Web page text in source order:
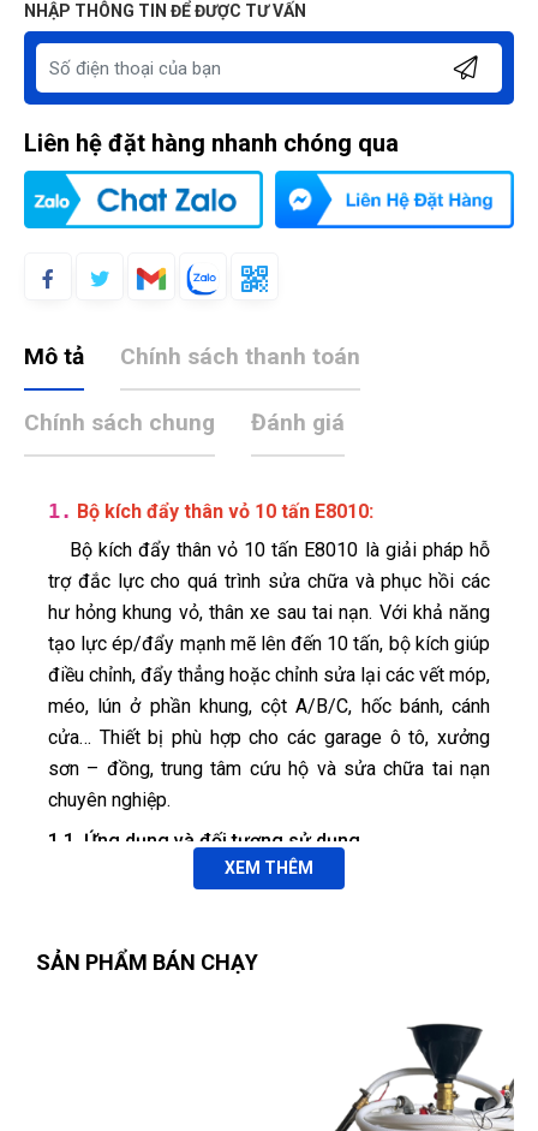
NHẬP THÔNG TIN ĐỂ ĐƯỢC TƯ VẤN
Liên hệ đặt hàng nhanh chóng qua
Mô tả Chính sách thanh toán
Chính sách chung Đánh giá
1. Bộ kích đẩy thân vỏ 10 tấn E8010:
Bộ kích đẩy thân vỏ 10 tấn E8010 là giải pháp hỗ
trợ đắc lực cho quá trình sửa chữa và phục hồi các
hư hỏng khung vỏ, thân xe sau tai nạn. Với khả năng
tạo lực ép/đẩy mạnh mẽ lên đến 10 tấn, bộ kích giúp
điều chỉnh, đẩy thẳng hoặc chỉnh sửa lại các vết móp,
méo, lún ở phần khung, cột A/B/C, hốc bánh, cánh
cửa… Thiết bị phù hợp cho các garage ô tô, xưởng
sơn – đồng, trung tâm cứu hộ và sửa chữa tai nạn
chuyên nghiệp.
1.1. Ứng dụng và đối tượng sử dụng
(Body Shop): Ép thẳng cột B/C, vòm bánh,
Trung tâm cứu hộ & sửa chữa (Collision
Repair Center): Hỗ trợ kéo – đẩy mạnh mẽ
khi cứu hộ và phục hồi xe bị va đập nặng; kết
XEM THÊM
SẢN PHẨM BÁN CHẠY
Ngọc Thanh Bùi
(Đánh giá 1 năm trước)
hơi bị xịn xò. khách trung thành luôn